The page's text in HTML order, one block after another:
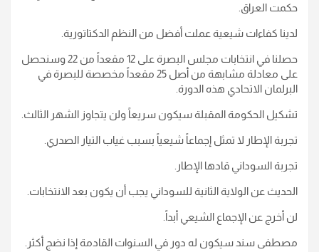
حكمت العراق.
لدينا كفاءات شيعية عملت أفضل من النظم الدكتاتورية.
حصلنا في انتخابات مجلس البصرة على 12 مقعداً من 22 وسنحصل
على معادلة مشابهة من أصل 25 مقعداً مخصصة للبصرة في
البرلمان الاتحادي هذه الدورة.
تشكيل الحكومة المقبلة سيكون سريعاً ولن يتجاوز الشهر الثالث.
تجربة الإطار لا تمثل إجماعاً شيعياً بسبب غياب التيار الصدري.
تجربة السوداني قادها الإطار.
الحديث عن الولاية الثانية للسوداني يجب أن يكون بعد الانتخابات.
لن أخرج عن الإجماع الشيعي أبداً.
مصطفى سند سيكون له دور في السنوات القادمة إذا نضج أكثر.